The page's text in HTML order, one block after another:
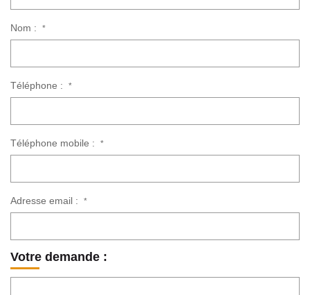
Nom : *
Téléphone : *
Téléphone mobile : *
Adresse email : *
Votre demande :